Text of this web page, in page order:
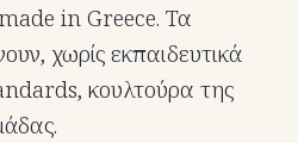
in Greece. Τα
χωρίς εκπαιδευτικά
κουλτούρα της